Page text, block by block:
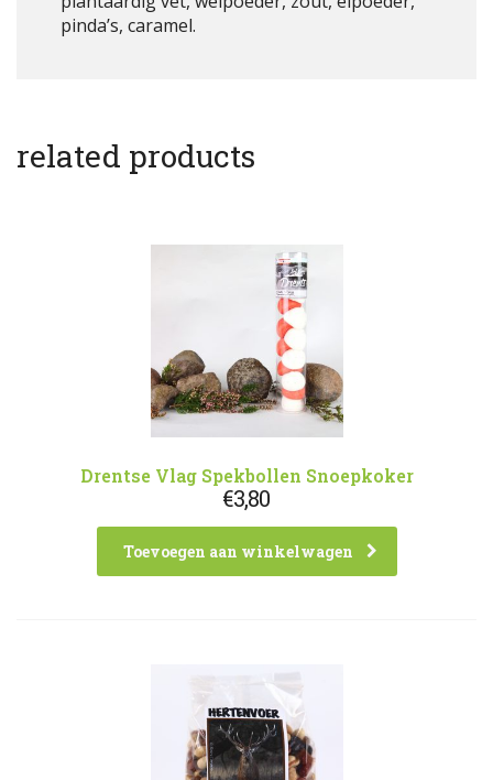
pinda’s, caramel.
related products
Drentse Vlag Spekbollen Snoepkoker
€3,80
Toevoegen aan winkelwagen